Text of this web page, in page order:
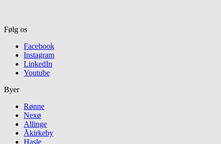
Følg os
Facebook
Instagram
LinkedIn
Youtube
Byer
Rønne
Nexø
Allinge
Åkirkeby
Hasle